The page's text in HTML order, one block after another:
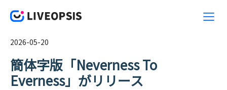
2026-05-20
簡体字版「Neverness To
Everness」がリリース